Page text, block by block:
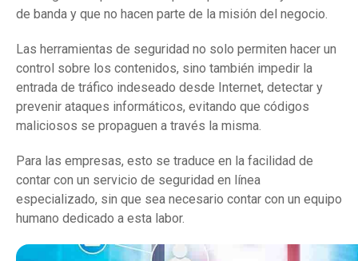
de banda y que no hacen parte de la misión del negocio.
Las herramientas de seguridad no solo permiten hacer un
control sobre los contenidos, sino también impedir la
entrada de tráfico indeseado desde Internet, detectar y
prevenir ataques informáticos, evitando que códigos
maliciosos se propaguen a través la misma.
Para las empresas, esto se traduce en la facilidad de
contar con un servicio de seguridad en línea
especializado, sin que sea necesario contar con un equipo
humano dedicado a esta labor.